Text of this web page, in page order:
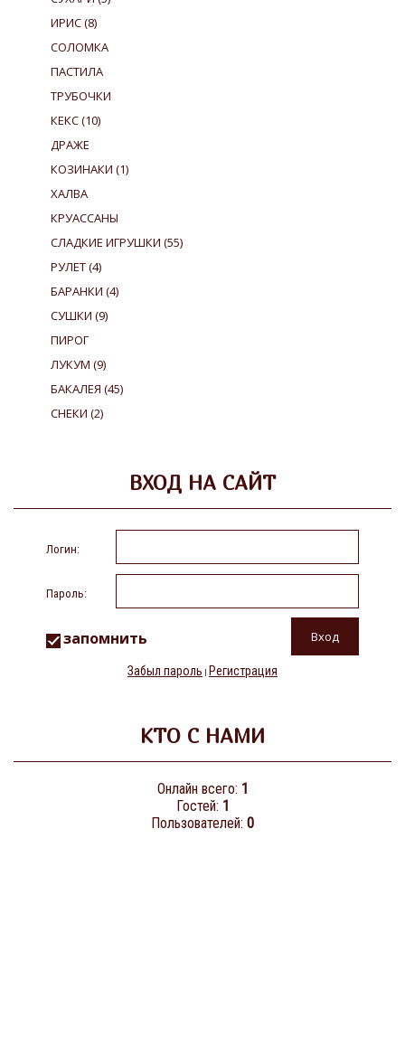
ИРИС(8)
СОЛОМКА
ПАСТИЛА
ТРУБОЧКИ
КЕКС(10)
ДРАЖЕ
КОЗИНАКИ (1)
ХАЛВА
КРУАССАНЫ
СЛАДКИЕ ИГРУШКИ (55)
РУЛЕТ(4)
БАРАНКИ (4)
СУШКИ (9)
ПИРОГ
ЛУКУМ (9)
БАКАЛЕЯ (45)
СНЕКИ (2)
ВХОД НА САЙТ
Логин:
Пароль:
запомнить
Забыл пароль | Регистрация
КТО С НАМИ
Онлайн всего: 1
Гостей: 1
Пользователей: 0